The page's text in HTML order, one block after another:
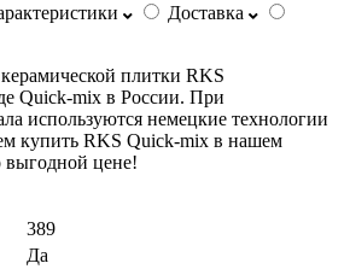
Доставка
плитки RKS
Quick-mix в России. При
используются немецкие технологии
купить RKS Quick-mix в нашем
выгодной цене!
389
Да